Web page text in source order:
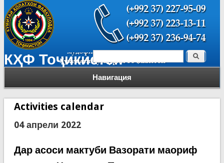
КҲФ Тоҷикистон
Навигация
Форма поиска Поиск
Activities calendar
04 апрели 2022
Дар асоси мактуби Вазорати маориф